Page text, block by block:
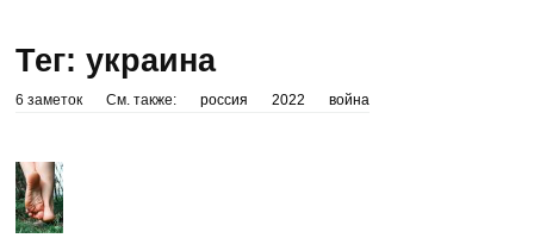
Тег: украина
6 заметок См. также: россия 2022 война